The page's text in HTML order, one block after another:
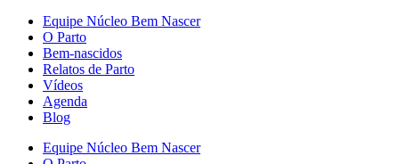
Equipe Núcleo Bem Nascer
O Parto
Bem-nascidos
Relatos de Parto
Vídeos
Agenda
Blog
Equipe Núcleo Bem Nascer